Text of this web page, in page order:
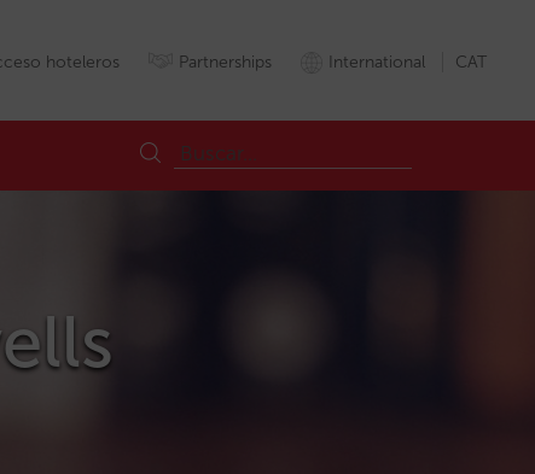
hoteleros Partnerships International CAT